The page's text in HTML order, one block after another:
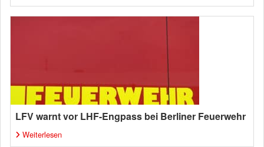
LFV warnt vor LHF-Engpass bei Berliner Feuerwehr
Weiterlesen